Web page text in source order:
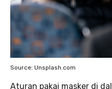
Source: Unsplash.com
Aturan pakai masker di